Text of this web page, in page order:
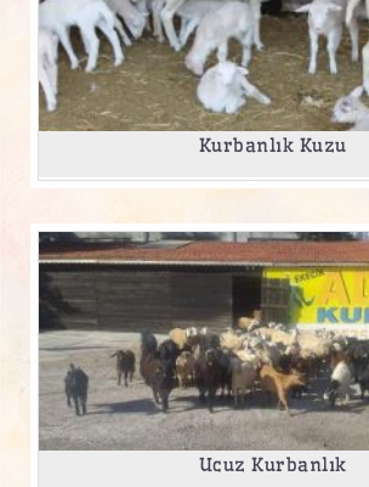
Kurbanlık Kuzu
Ucuz Kurbanlık